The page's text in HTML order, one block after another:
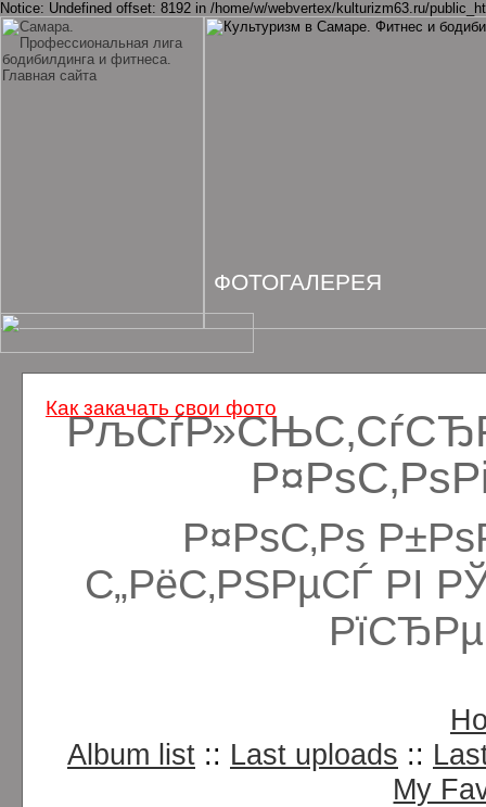
Notice: Undefined offset: 8192 in /home/w/webvertex/kulturizm63.ru/
Р¤РѕС‚Рѕ
С„РёС‚РЅРµСЃ РІ
Album list :: Last uploads ::
My
ФОТОГАЛЕРЕЯ
Как закачать свои фото